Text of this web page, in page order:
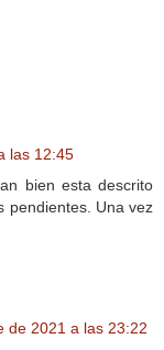
las 12:45
bien esta descrito
pendientes. Una vez
de 2021 a las 23:22